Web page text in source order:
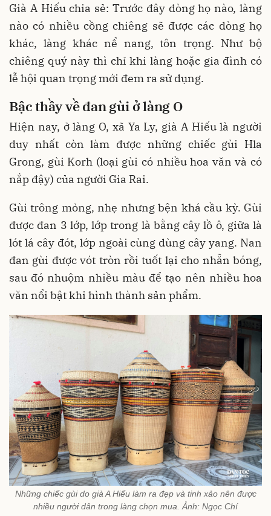
Già A Hiếu chia sẻ: Trước đây dòng họ nào, làng
nào có nhiều cồng chiêng sẽ được các dòng họ
khác, làng khác nể nang, tôn trọng. Như bộ
chiêng quý này thì chỉ khi làng hoặc gia đình có
lễ hội quan trọng mới đem ra sử dụng.
Bậc thầy về đan gùi ở làng O
Hiện nay, ở làng O, xã Ya Ly, già A Hiếu là người
duy nhất còn làm được những chiếc gùi Hla
Grong, gùi Korh (loại gùi có nhiều hoa văn và có
nắp đậy) của người Gia Rai.
Gùi trông mỏng, nhẹ nhưng bện khá cầu kỳ. Gùi
được đan 3 lớp, lớp trong là bằng cây lồ ô, giữa là
lót lá cây đót, lớp ngoài cùng dùng cây yang. Nan
đan gùi được vót tròn rồi tuốt lại cho nhẵn bóng,
sau đó nhuộm nhiều màu để tạo nên nhiều hoa
văn nổi bật khi hình thành sản phẩm.
Những chiếc gùi do già A Hiếu làm ra đẹp và tinh xảo nên được
nhiều người dân trong làng chọn mua. Ảnh: Ngọc Chí